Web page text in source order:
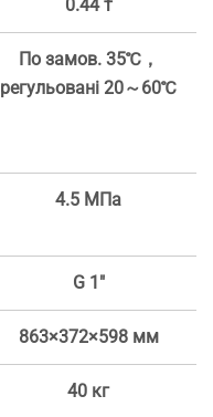
0.44 т
По замов. 35℃，
регульовані 20～60℃
4.5 МПа
G 1"
863×372×598 мм
40 кг